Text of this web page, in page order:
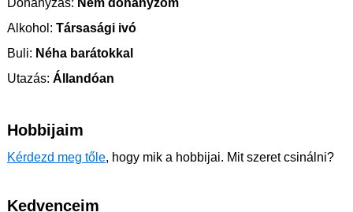
Dohányzás: Nem dohányzom
Alkohol: Társasági ivó
Buli: Néha barátokkal
Utazás: Állandóan
Hobbijaim
Kérdezd meg tőle, hogy mik a hobbijai. Mit szeret csinálni?
Kedvenceim